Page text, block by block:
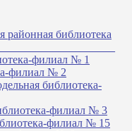
районная библиотека
филиал № 1
филиал № 2
библиотека-
филиал № 3
филиал № 15